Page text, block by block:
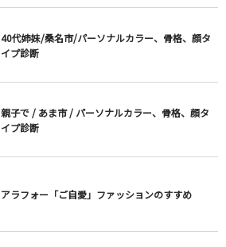
40代姉妹/桑名市/パーソナルカラー、骨格、顔タ
イプ診断
親子で / あま市 / パーソナルカラー、骨格、顔タ
イプ診断
アラフォー「ご自愛」ファッションのすすめ